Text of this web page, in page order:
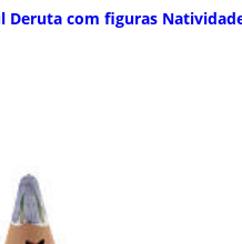
Deruta com figuras